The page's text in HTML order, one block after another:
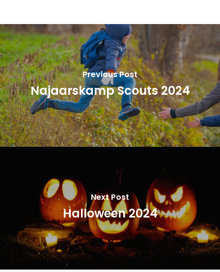
Previous Post
Najaarskamp Scouts 2024
Next Post
Halloween 2024